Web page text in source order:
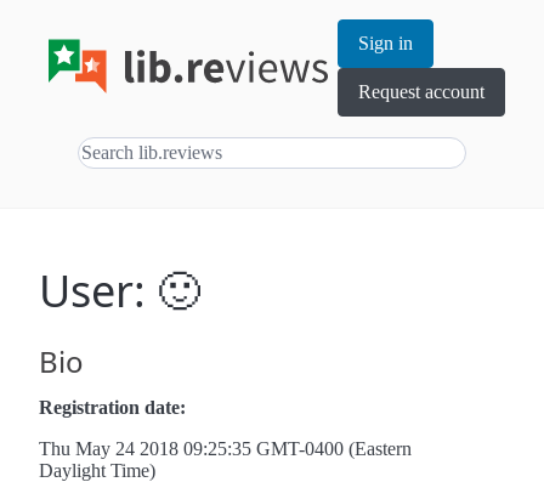
Sign in
Request account
User: 🙂
Bio
Registration date:
Thu May 24 2018 09:25:35 GMT-0400 (Eastern
Daylight Time)